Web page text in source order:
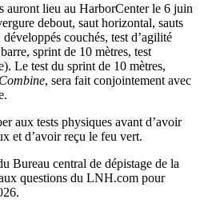
auront lieu au HarborCenter le 6 juin
debout, saut horizontal, sauts
couchés, test d’agilité
sprint de 10 mètres, test
Le test du sprint de 10 mètres,
Combine, sera fait conjointement avec
aux tests physiques avant d’avoir
et d’avoir reçu le feu vert.
Bureau central de dépistage de la
questions du LNH.com pour